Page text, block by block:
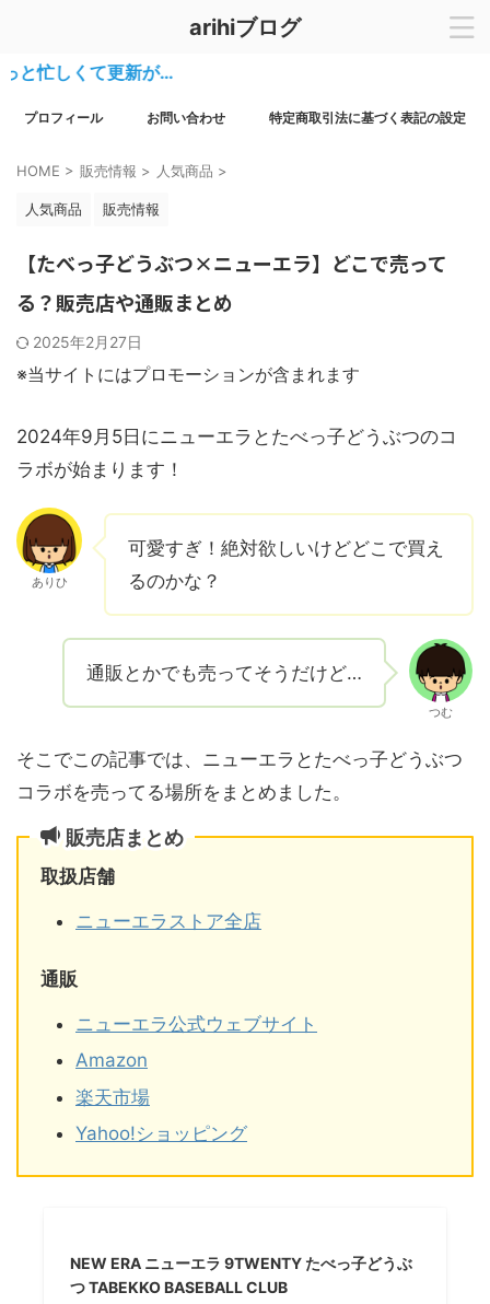
arihiブログ
しくて更新が…
プロフィール お問い合わせ 特定商取引法に基づく表記の設定
HOME > 販売情報 > 人気商品 >
人気商品 販売情報
【たべっ子どうぶつ×ニューエラ】どこで売って
る？販売店や通販まとめ
2025年2月27日
※当サイトにはプロモーションが含まれます
2024年9月5日にニューエラとたべっ子どうぶつのコ
ラボが始まります！
ありひ
可愛すぎ！絶対欲しいけどどこで買え
るのかな？
通販とかでも売ってそうだけど…
つむ
そこでこの記事では、ニューエラとたべっ子どうぶつ
コラボを売ってる場所をまとめました。
販売店まとめ
取扱店舗
ニューエラストア全店
通販
ニューエラ公式ウェブサイト
Amazon
楽天市場
Yahoo!ショッピング
NEW ERA ニューエラ 9TWENTY たべっ子どうぶ
つ TABEKKO BASEBALL CLUB